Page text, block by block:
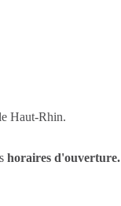
Haut-Rhin.
horaires d'ouverture.